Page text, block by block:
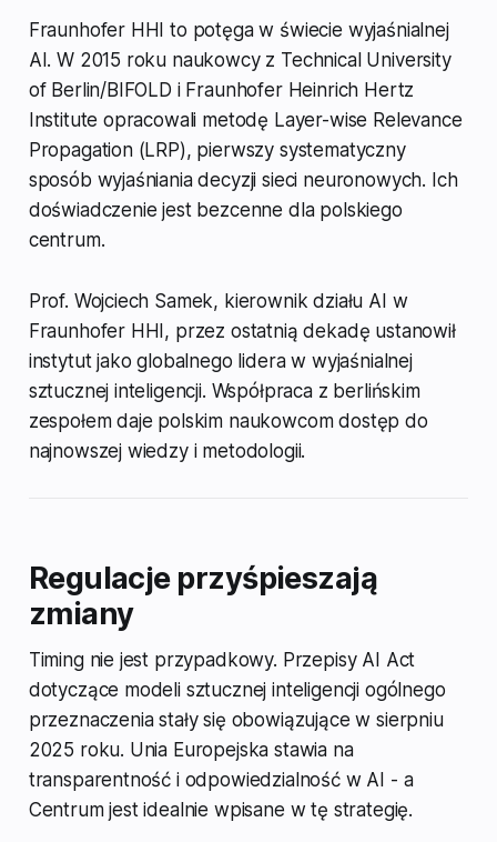
Fraunhofer HHI to potęga w świecie wyjaśnialnej
AI. W 2015 roku naukowcy z Technical University
of Berlin/BIFOLD i Fraunhofer Heinrich Hertz
Institute opracowali metodę Layer-wise Relevance
Propagation (LRP), pierwszy systematyczny
sposób wyjaśniania decyzji sieci neuronowych. Ich
doświadczenie jest bezcenne dla polskiego
centrum.
Prof. Wojciech Samek, kierownik działu AI w
Fraunhofer HHI, przez ostatnią dekadę ustanowił
instytut jako globalnego lidera w wyjaśnialnej
sztucznej inteligencji. Współpraca z berlińskim
zespołem daje polskim naukowcom dostęp do
najnowszej wiedzy i metodologii.
Regulacje przyśpieszają
zmiany
Timing nie jest przypadkowy. Przepisy AI Act
dotyczące modeli sztucznej inteligencji ogólnego
przeznaczenia stały się obowiązujące w sierpniu
2025 roku. Unia Europejska stawia na
transparentność i odpowiedzialność w AI - a
Centrum jest idealnie wpisane w tę strategię.